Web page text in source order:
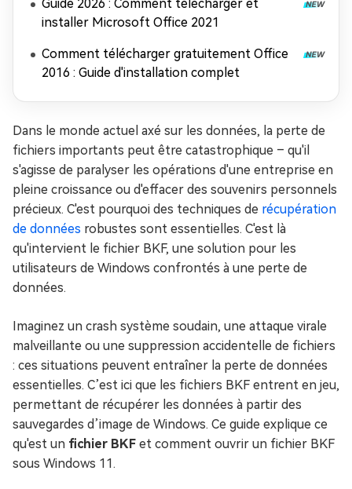
Guide 2026 : Comment télécharger et
installer Microsoft Office 2021
Comment télécharger gratuitement Office
2016 : Guide d'installation complet
Dans le monde actuel axé sur les données, la perte de
fichiers importants peut être catastrophique – qu'il
s'agisse de paralyser les opérations d'une entreprise en
pleine croissance ou d'effacer des souvenirs personnels
précieux. C'est pourquoi des techniques de récupération
de données robustes sont essentielles. C'est là
qu'intervient le fichier BKF, une solution pour les
utilisateurs de Windows confrontés à une perte de
données.
Imaginez un crash système soudain, une attaque virale
malveillante ou une suppression accidentelle de fichiers
: ces situations peuvent entraîner la perte de données
essentielles. C’est ici que les fichiers BKF entrent en jeu,
permettant de récupérer les données à partir des
sauvegardes d’image de Windows. Ce guide explique ce
qu'est un fichier BKF et comment ouvrir un fichier BKF
sous Windows 11.